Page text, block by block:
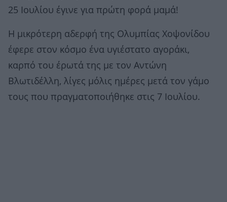
25 Ιουλίου έγινε για πρώτη φορά μαμά!
Η μικρότερη αδερφή της Ολυμπίας Χοψονίδου
έφερε στον κόσμο ένα υγιέστατο αγοράκι,
καρπό του έρωτά της με τον Αντώνη
Βλωτιδέλλη, λίγες μόλις ημέρες μετά τον γάμο
τους που πραγματοποιήθηκε στις 7 Ιουλίου.